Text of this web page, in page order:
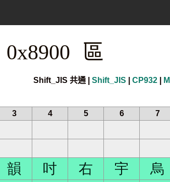
區
Shift_JIS 共通 | Shift_JIS CP932
3 4 5 6 7
韻 吋 右 宇 烏